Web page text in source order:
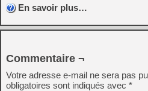
En savoir plus…
Commentaire ¬
Votre adresse e-mail ne sera pas
obligatoires sont indiqués avec *